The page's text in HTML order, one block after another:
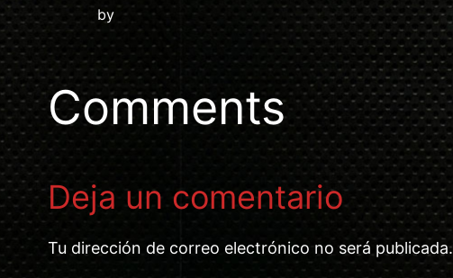
by
Comments
Deja un comentario
Tu dirección de correo electrónico no será publicada.